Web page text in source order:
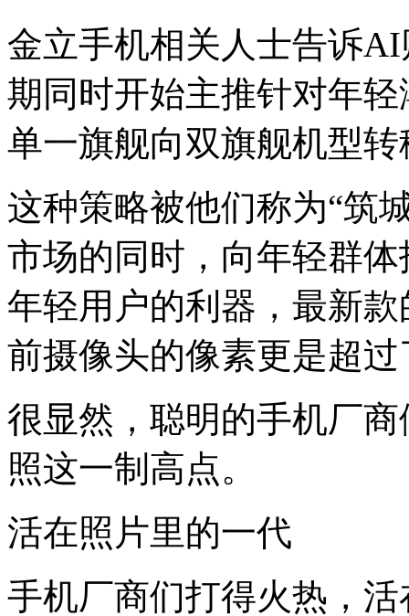
金立手机相关人士告诉
期同时开始主推针对年
单一旗舰向双旗舰机型
这种策略被他们称为“筑
市场的同时，向年轻群
年轻用户的利器，最新
前摄像头的像素更是超
很显然，聪明的手机厂
照这一制高点。
活在照片里的一代
手机厂商们打得火热，